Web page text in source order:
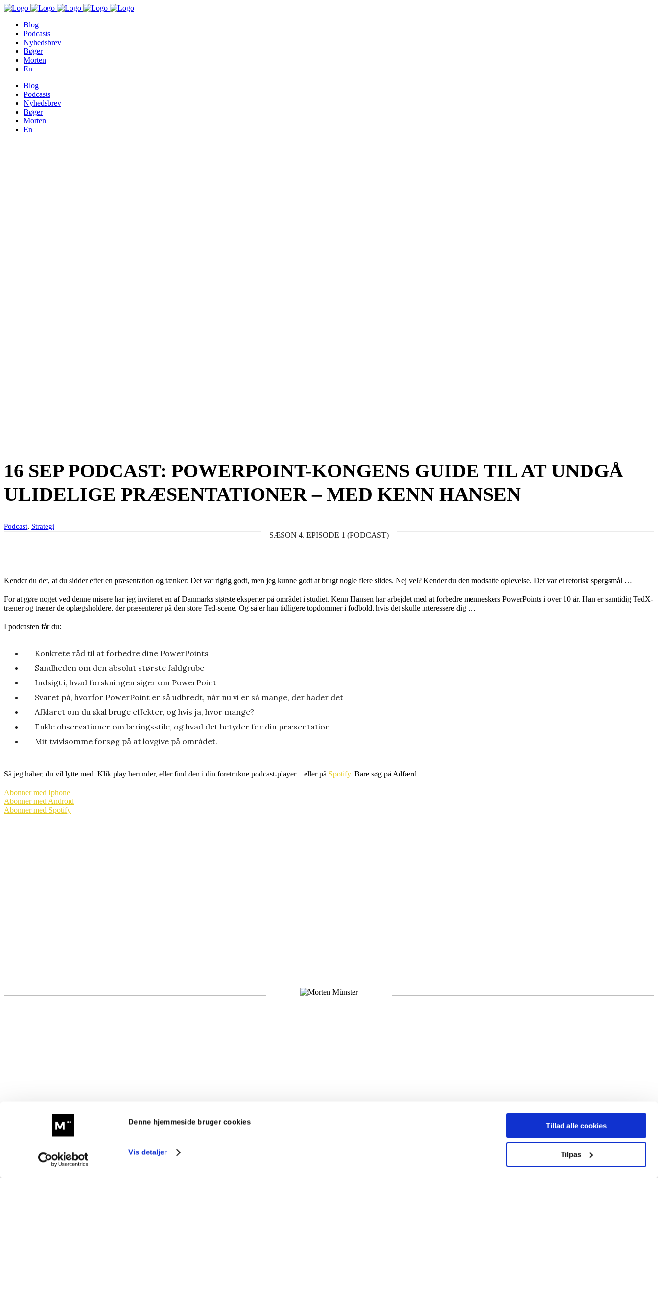
Denne hjemmeside bruger cookies
Vis detaljer
Tillad alle cookies
Tilpas
Blog
Podcasts
Nyhedsbrev
Bøger
Morten
En
Blog
Podcasts
Nyhedsbrev
Bøger
Morten
En
16 SEPPODCAST: POWERPOINT-KONGENS GUIDE TIL AT UNDGÅ
ULIDELIGE PRÆSENTATIONER – MED KENN HANSEN
Podcast, Strategi
SÆSON 4. EPISODE 1 (PODCAST)
Kender du det, at du sidder efter en præsentation og tænker: Det var rigtig godt, men jeg kunne godt at brugt nogle flere slides. Nej vel? Kender du den modsatte oplevelse. Det var et retorisk spørgsmål …
For at gøre noget ved denne misere har jeg inviteret en af Danmarks største eksperter på området i studiet. Kenn Hansen har arbejdet med at forbedre menneskers PowerPoints i over 10 år. Han er samtidig TedX-
træner og træner de oplægsholdere, der præsenterer på den store Ted-scene. Og så er han tidligere topdommer i fodbold, hvis det skulle interessere dig …
I podcasten får du:
Konkrete råd til at forbedre dine PowerPoints
Sandheden om den absolut største faldgrube
Indsigt i, hvad forskningen siger om PowerPoint
Svaret på, hvorfor PowerPoint er så udbredt, når nu vi er så mange, der hader det
Afklaret om du skal bruge effekter, og hvis ja, hvor mange?
Enkle observationer om læringsstile, og hvad det betyder for din præsentation
Mit tvivlsomme forsøg på at lovgive på området.
Så jeg håber, du vil lytte med. Klik play herunder, eller find den i din foretrukne podcast-player – eller på Spotify. Bare søg på Adfærd.
Abonner med Iphone
Abonner med Android
Abonner med Spotify